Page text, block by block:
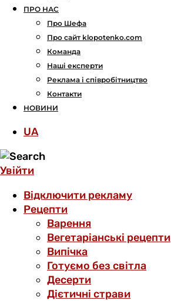
ПРО НАС
Про Шефа
Про сайт klopotenko.com
Команда
Наші експерти
Реклама і співробітництво
Контакти
НОВИНИ
UA
Увійти
Відключити рекламу
Рецепти
Варення
Вегетаріанські рецепти
Випічка
Готуємо без світла
Десерти
Дієтичні страви